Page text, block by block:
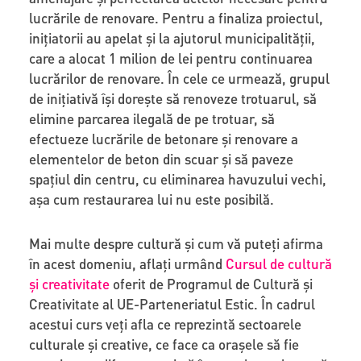
lucrările de renovare. Pentru a finaliza proiectul,
inițiatorii au apelat și la ajutorul municipalității,
care a alocat 1 milion de lei pentru continuarea
lucrărilor de renovare. În cele ce urmează, grupul
de inițiativă își dorește să renoveze trotuarul, să
elimine parcarea ilegală de pe trotuar, să
efectueze lucrările de betonare și renovare a
elementelor de beton din scuar și să paveze
spațiul din centru, cu eliminarea havuzului vechi,
așa cum restaurarea lui nu este posibilă.
Mai multe despre cultură și cum vă puteți afirma
în acest domeniu, aflați urmând Cursul de cultură
și creativitateoferit de Programul de Cultură și
Creativitate al UE-Parteneriatul Estic. În cadrul
acestui curs veți afla ce reprezintă sectoarele
culturale și creative, ce face ca orașele să fie